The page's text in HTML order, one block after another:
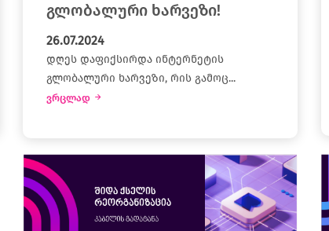
გლობალური ხარვეზი!
26.07.2024
დღეს დაფიქსირდა ინტერნეტის
გლობალური ხარვეზი, რის გამოც...
ვრცლად